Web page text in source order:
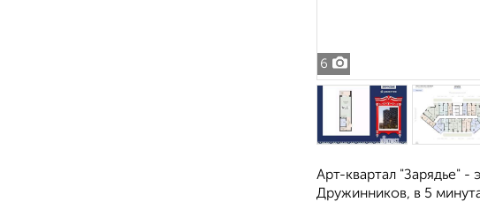
6
Арт-квартал "Зарядье"
Дружинников, в 5